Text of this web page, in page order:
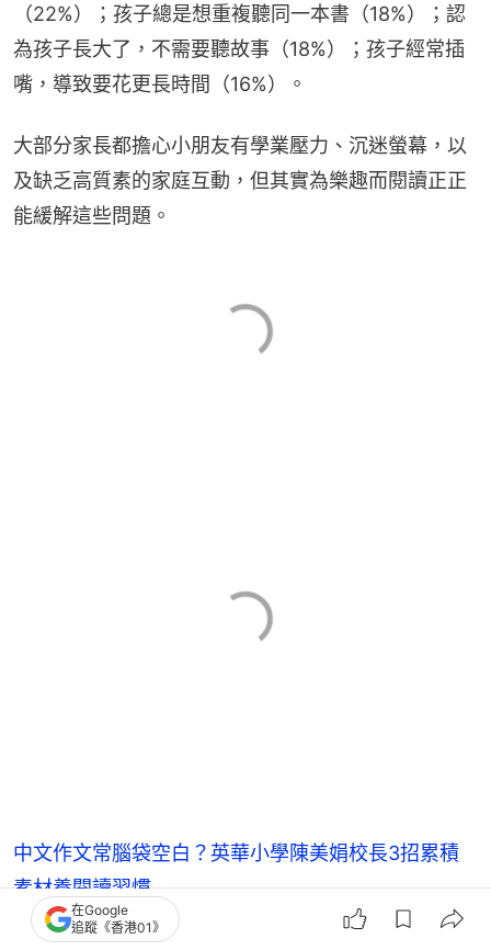
（22%）；孩子總是想重複聽同一本書（18%）；認
為孩子長大了，不需要聽故事（18%）；孩子經常插
嘴，導致要花更長時間（16%）。
大部分家長都擔心小朋友有學業壓力、沉迷螢幕，以
及缺乏高質素的家庭互動，但其實為樂趣而閱讀正正
能緩解這些問題。
中文作文常腦袋空白？英華小學陳美娟校長3招累積
素材養閱讀習慣
中文學習應從部首建立語境勿背生字 嶺小吳校長分
在Google
追蹤《香港01》